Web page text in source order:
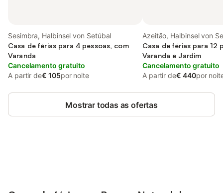
Sesimbra, Halbinsel von Setúbal
Casa de férias para 4 pessoas, com
Varanda
Cancelamento gratuito
A partir de€ 105por noite
Azeitão, Halbinsel von
Casa de férias para 12
Varanda e Jardim
Cancelamento gratuito
A partir de€ 440por
Mostrar todas as ofertas